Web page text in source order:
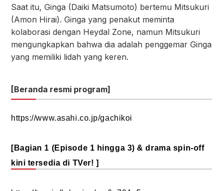
Saat itu, Ginga (Daiki Matsumoto) bertemu Mitsukuri
(Amon Hirai). Ginga yang penakut meminta
kolaborasi dengan Heydal Zone, namun Mitsukuri
mengungkapkan bahwa dia adalah penggemar Ginga
yang memiliki lidah yang keren.
[Beranda resmi program]
https://www.asahi.co.jp/gachikoi
[Bagian 1 (Episode 1 hingga 3) & drama spin-off
kini tersedia di TVer! ]